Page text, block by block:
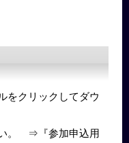
をクリックしてダウ
い。 ⇒『参加申込用